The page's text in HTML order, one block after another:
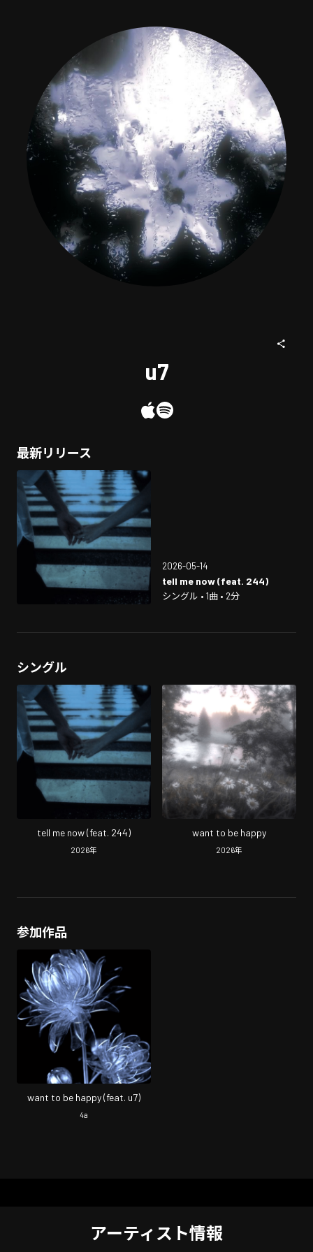
u7
最新リリース
2026-05-14
tell me now (feat. 244)
シングル • 1曲 • 2分
シングル
tell me now (feat. 244)
2026年
want to be happy
2026年
参加作品
want to be happy (feat. u7)
4a
アーティスト情報